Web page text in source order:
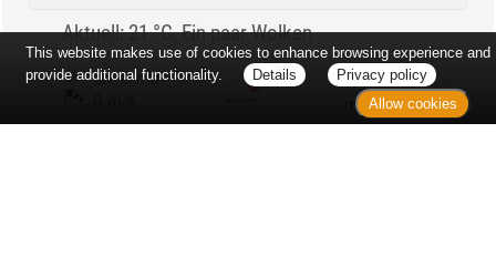
Aktuell: 21 °C,Ein paar Wolken
3h: 0 mm
min: 20 °C
max: 21 °C
This website makes use of cookies to enhance browsing experience and
provide additional functionality.
Details
Privacy policy
Allow cookies